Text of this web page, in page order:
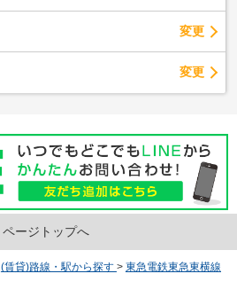
変更
変更
ページトップへ
(賃貸)路線・駅から探す > 東急電鉄東急東横線